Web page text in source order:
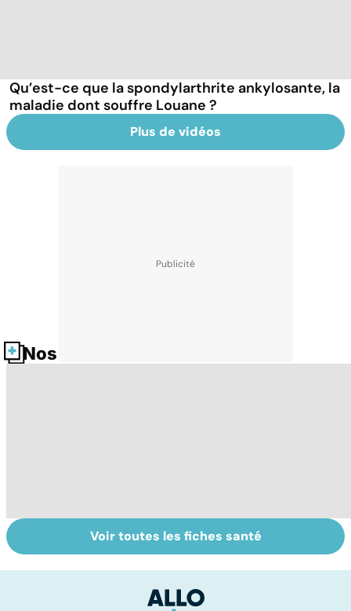
Qu’est-ce que la spondylarthrite ankylosante, la
maladie dont souffre Louane ?
Plus de vidéos
Nos fiches santé
Légionellose, une
infection
Exostose
osseuse : des
peau
Voir toutes les fiches santé